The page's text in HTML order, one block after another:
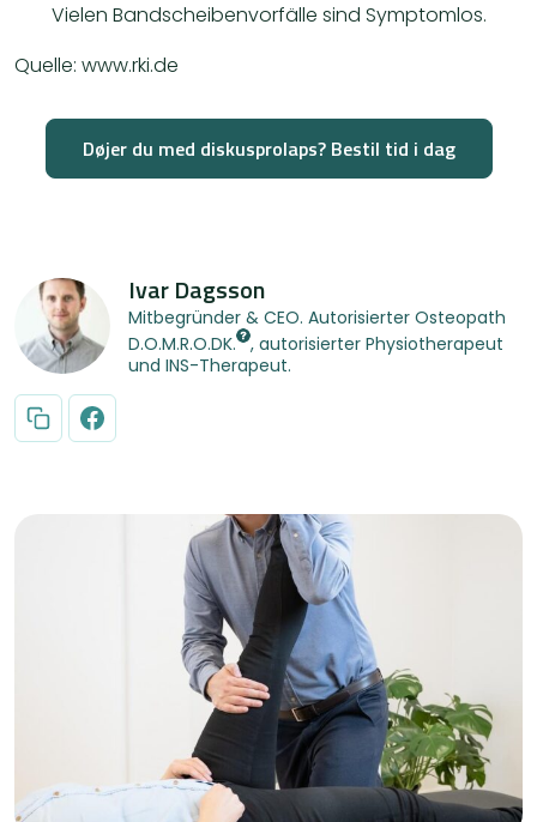
Vielen Bandscheibenvorfälle sind Symptomlos.
Quelle: www.rki.de
Døjer du med diskusprolaps? Bestil tid i dag
Ivar Dagsson
Mitbegründer & CEO. Autorisierter Osteopath
D.O.M.R.O.DK.
, autorisierter Physiotherapeut
und INS-Therapeut.